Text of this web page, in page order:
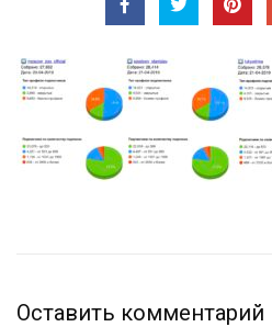
Оставить комментарий